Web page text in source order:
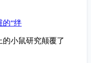
的“绊
小鼠研究颠覆了